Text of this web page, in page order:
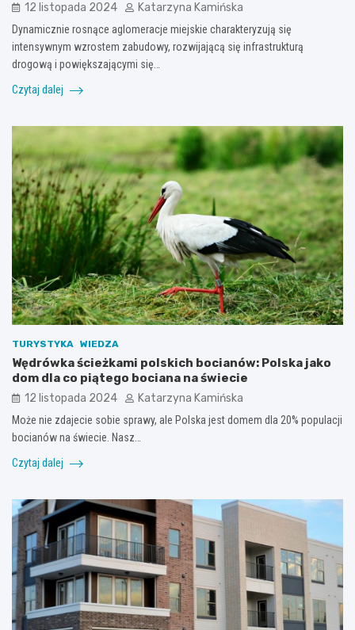
12 listopada 2024 Katarzyna Kamińska
Dynamicznie rosnące aglomeracje miejskie charakteryzują się
intensywnym wzrostem zabudowy, rozwijającą się infrastrukturą
drogową i powiększającymi się…
Czytaj dalej
TURYSTYKA WIEDZA
Wędrówka ścieżkami polskich bocianów: Polska jako
dom dla co piątego bociana na świecie
12 listopada 2024 Katarzyna Kamińska
Może nie zdajecie sobie sprawy, ale Polska jest domem dla 20% populacji
bocianów na świecie. Nasz…
Czytaj dalej